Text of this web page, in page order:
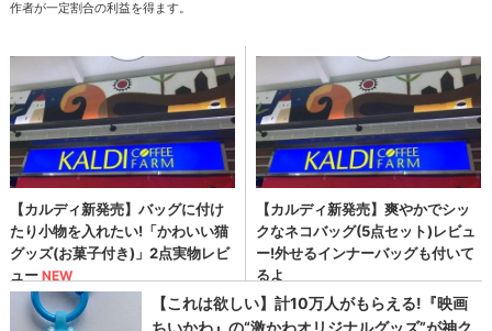
作者が一定割合の利益を得ます。